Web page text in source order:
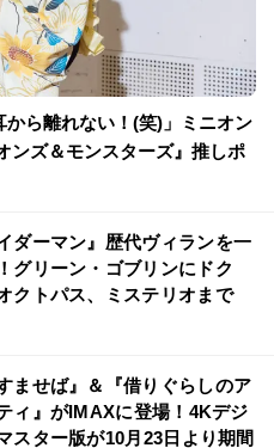
から離れない！(笑)」ミニオン
ンズ＆モンスターズ』推しポ
ダーマン』歴代ヴィランを一
グリーン・ゴブリンにドク
クトパス、ミステリオまで
ませば』＆『借りぐらしのア
ィ』がIMAXに登場！4Kデジ
スター版が10月23日より期間